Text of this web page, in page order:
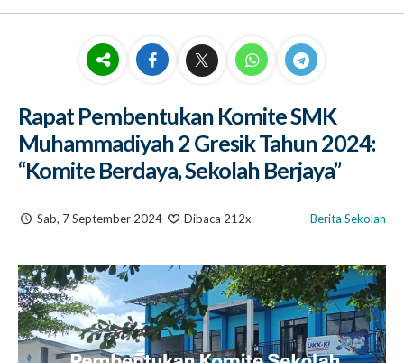
Rapat Pembentukan Komite SMK
Muhammadiyah 2 Gresik Tahun 2024:
“Komite Berdaya, Sekolah Berjaya”
Sab, 7 September 2024 Dibaca 212x Berita Sekolah